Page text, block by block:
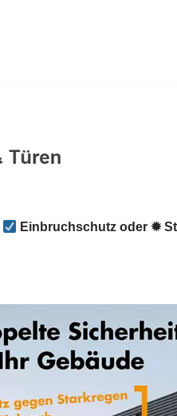
Einbruchschutz oder ✹